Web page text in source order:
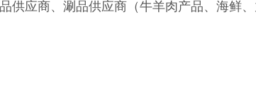
应商、涮品供应商（牛羊肉产品、海鲜